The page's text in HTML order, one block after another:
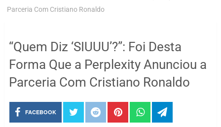
Parceria Com Cristiano Ronaldo
“Quem Diz ‘SIUUU’?”: Foi Desta
Forma Que a Perplexity Anunciou a
Parceria Com Cristiano Ronaldo
FACEBOOK